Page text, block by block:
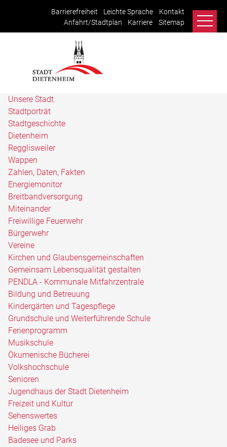
Barrierefreiheit Leichte Sprache
Kontakt
Anfahrt/Stadtplan
Karriere Sitemap
Unsere Stadt
Stadtporträt
Stadtgeschichte
Dietenheim
Regglisweiler
Wappen
Zahlen, Daten, Fakten
Energiemonitor
Breitbandversorgung
Miteinander
Freiwillige Feuerwehr
Bürgerwehr
Vereine
Kirchen und Glaubensgemeinschaften
Gemeinsam Lebensqualität gestalten
PENDLA - Kommunale Mitfahrzentrale
Bildung und Betreuung
Kindergärten und Tagespflege
Grundschule und Weiterführende Schule
Ferienprogramm
Musikschule
Ökumenische Bücherei
Volkshochschule
Senioren
Jugendhaus der Stadt Dietenheim
Freizeit und Kultur
Sehenswertes
Heiliges Grab
Badesee und Parks